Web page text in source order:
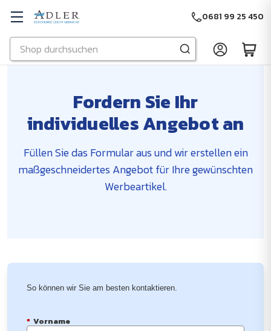
Zu Hauptinhalt springen
Suchen
0681 99 25 450
Fordern Sie Ihr
individuelles Angebot an
Füllen Sie das Formular aus und wir erstellen ein
maßgeschneidertes Angebot für Ihre gewünschten
Werbeartikel.
So können wir Sie am besten kontaktieren.
* Vorname